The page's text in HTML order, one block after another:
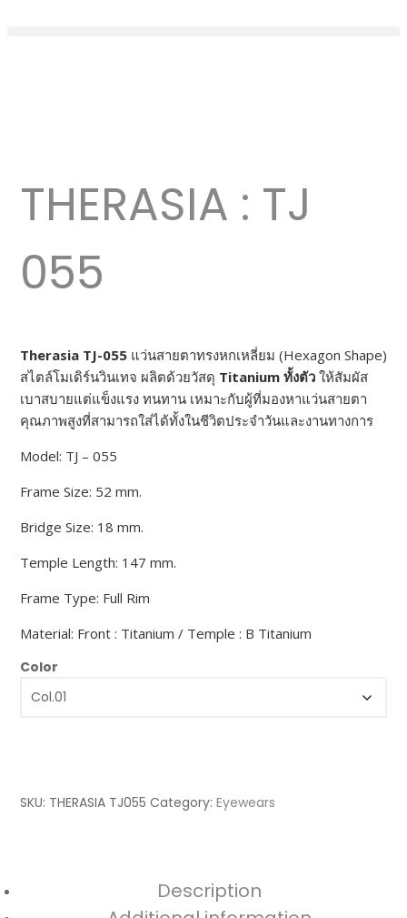
THERASIA : TJ
055
Therasia TJ-055 แว่นสายตาทรงหกเหลี่ยม (Hexagon Shape)
สไตล์โมเดิร์นวินเทจ ผลิตด้วยวัสดุ Titanium ทั้งตัว ให้สัมผัส
เบาสบายแต่แข็งแรง ทนทาน เหมาะกับผู้ที่มองหาแว่นสายตา
คุณภาพสูงที่สามารถใส่ได้ทั้งในชีวิตประจำวันและงานทางการ
Model: TJ – 055
Frame Size: 52 mm.
Bridge Size: 18 mm.
Temple Length: 147 mm.
Frame Type: Full Rim
Material: Front : Titanium / Temple : B Titanium
Color
SKU: THERASIA TJ055 Category: Eyewears
Description